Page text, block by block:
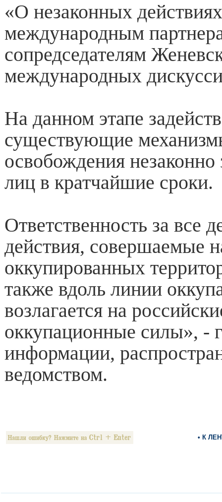
«О незаконных
международным
сопредседателям
международных
На данном этапе
существующие
освобождения
лиц в кратчайшие сроки.
Ответственность за все
действия, совершаемые
оккупированных
также вдоль линии
возлагается на
оккупационные силы», -
информации,
ведомством.
• К